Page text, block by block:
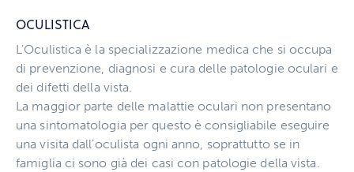
OCULISTICA
L’Oculistica è la specializzazione medica che si occupa
di prevenzione, diagnosi e cura delle patologie oculari e
dei difetti della vista.
La maggior parte delle malattie oculari non presentano
una sintomatologia per questo è consigliabile eseguire
una visita dall’oculista ogni anno, soprattutto se in
famiglia ci sono già dei casi con patologie della vista.